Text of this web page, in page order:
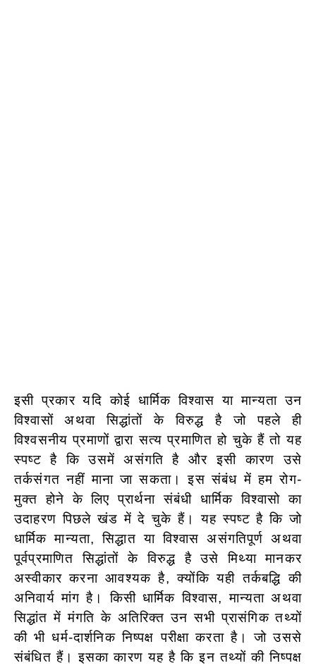
इसी प्रकार यदि कोई धार्मिक विश्वास या मान्यता उन
विश्वासों अथवा सिद्धांतों के विरुद्ध है जो पहले ही
विश्वसनीय प्रमाणों द्वारा सत्य प्रमाणित हो चुके हैं तो यह
स्पष्ट है कि उसमें असंगति है और इसी कारण उसे
तर्कसंगत नहीं माना जा सकता। इस संबंध में हम रोग-
मुक्त होने के लिए प्रार्थना संबंधी धार्मिक विश्वासो का
उदाहरण पिछले खंड में दे चुके हैं। यह स्पष्ट है कि जो
धार्मिक मान्यता, सिद्धात या विश्वास असंगतिपूर्ण अथवा
पूर्वप्रमाणित सिद्धांतों के विरुद्ध है उसे मिथ्या मानकर
अस्वीकार करना आवश्यक है, क्योंकि यही तर्कबद्धि की
अनिवार्य मांग है। किसी धार्मिक विश्वास, मान्यता अथवा
सिद्धांत में मंगति के अतिरिक्त उन सभी प्रासंगिक तथ्यों
की भी धर्म-दार्शनिक निष्पक्ष परीक्षा करता है। जो उससे
संबंधित हैं। इसका कारण यह है कि इन तथ्यों की निष्पक्ष